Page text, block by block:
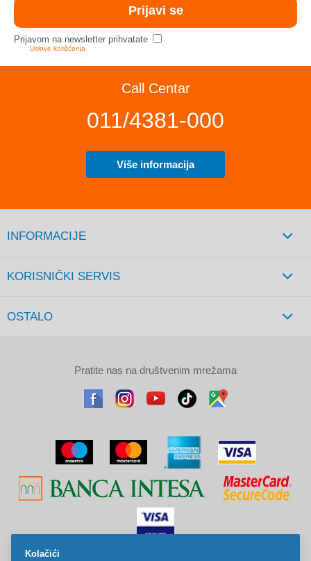
Prijavom na newsletter prihvatate
Uslove korišćenja
Call Centar
011/4381-000
Više informacija
INFORMACIJE
KORISNIČKI SERVIS
OSTALO
Kolačići
Pratite nas na društvenim mrežama